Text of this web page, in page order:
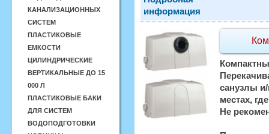
КАНАЛИЗАЦИОННЫХ
СИСТЕМ
ПЛАСТИКОВЫЕ
ЕМКОСТИ
ЦИЛИНДРИЧЕСКИЕ
ВЕРТИКАЛЬНЫЕ ДО 15
000 Л
ПЛАСТИКОВЫЕ БАКИ
ДЛЯ СИСТЕМ
ВОДОПОДГОТОВКИ
информация
санузлы
местах,
Не